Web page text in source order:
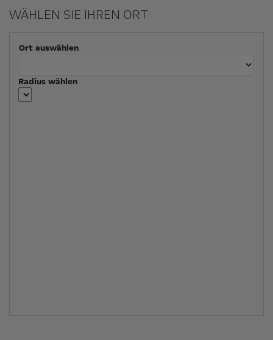
WÄHLEN SIE IHREN ORT
Ort auswählen
Radius wählen